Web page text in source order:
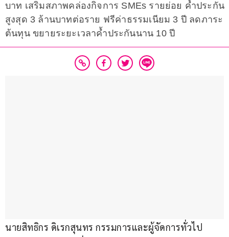
บาท เสริมสภาพคล่องกิจการ SMEs รายย่อย ค้ำประกัน
สูงสุด 3 ล้านบาทต่อราย ฟรีค่าธรรมเนียม 3 ปี ลดภาระ
ต้นทุน ขยายระยะเวลาค้ำประกันนาน 10 ปี
นายสิทธิกร ดิเรกสุนทร กรรมการและผู้จัดการทั่วไป